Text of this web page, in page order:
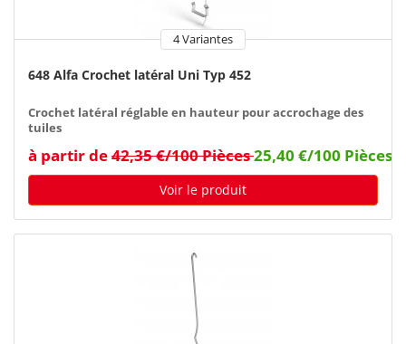
4 Variantes
648 Alfa Crochet latéral Uni Typ 452
Crochet latéral réglable en hauteur pour accrochage des
tuiles
à partir de42,35 €/100 Pièces25,40 €/100 Pièces
Voir le produit